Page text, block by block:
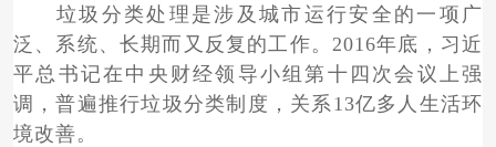
垃圾分类处理是涉及城市运行安全的一项广
泛、系统、长期而又反复的工作。2016年底，习近
平总书记在中央财经领导小组第十四次会议上强
调，普遍推行垃圾分类制度，关系13亿多人生活环
境改善。